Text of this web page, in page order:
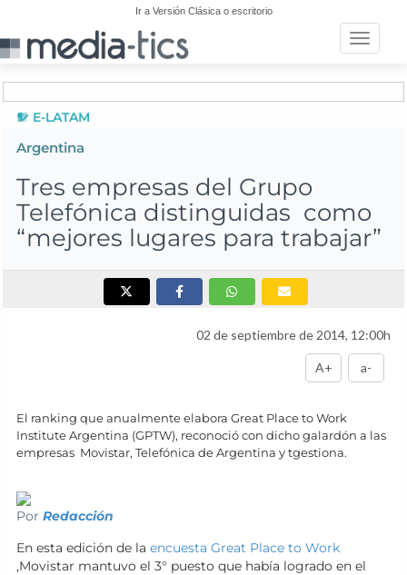
Ir a Versión Clásica o escritorio
Toggle
E-LATAM
Argentina
Tres empresas del Grupo
Telefónica distinguidas como
“mejores lugares para trabajar”
02 de septiembre de 2014, 12:00h
A+ a-
El ranking que anualmente elabora Great Place to Work
Institute Argentina (GPTW), reconoció con dicho galardón a las
empresas Movistar, Telefónica de Argentina y tgestiona.
Por Redacción
En esta edición de la encuesta Great Place to Work
,Movistar mantuvo el 3° puesto que había logrado en el